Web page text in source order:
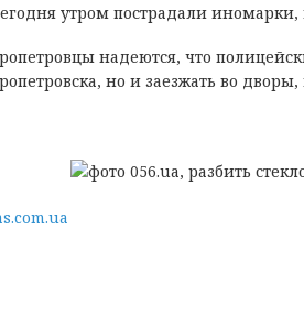
утром пострадали
надеются, что
но и заезжать во